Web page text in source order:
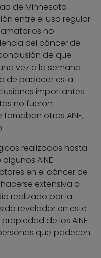
de Minnesota
entre el uso regular
no
del cáncer de
de que
vez a la semana
de padecer esta
importantes
no fueron
otros AINE,
realizados hasta
AINE
en el cáncer de
extensiva a
realizado por la
revelador en este
de los AINE
que padecen